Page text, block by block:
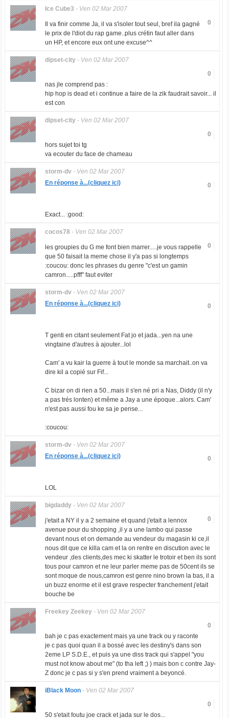
Ice Cube3 - Ven 02 Mar 2007
0
Il va finir comme Ja, il va s'isoler tout seul, bref ila gagné
le prix de l'diot du rap game..plus crétin faut aller dans
un HP, et encore eux ont une excuse^^
dipset-city- Ven 02 Mar 2007
0
nas jle comprend pas :
hip hop is dead et i continue a faire de la zik faudrait savoir... il
est con
dipset-city- Ven 02 Mar 2007
0
hors sujet toi tg
va ecouter du face de chameau
storm-dv- Ven 02 Mar 2007
0
En réponse à...(cliquez ici)
Exact... :good:
cocos78 - Ven 02 Mar 2007
0
les groupies du G me font bien marrer.....je vous rappelle
que 50 faisait la meme chose il y'a pas si longtemps
:coucou: donc les phrases du genre "c'est un gamin
camron.....pfff" faut eviter
storm-dv- Ven 02 Mar 2007
0
En réponse à...(cliquez ici)
T genti en citant seulement Fat jo et jada...yen na une
vingtaine d'autres à ajouter...lol
Cam' a vu kair la guerre à tout le monde sa marchait..on va
dire kil a copié sur Fif...
C bizar on di rien a 50...mais il s'en né pri a Nas, Diddy (il n'y
a pas trés lonten) et même a Jay a une époque...alors. Cam'
n'est pas aussi fou ke sa je pense...
:coucou:
storm-dv- Ven 02 Mar 2007
0
En réponse à...(cliquez ici)
LOL
bigdaddy- Ven 02 Mar 2007
0
j'etait a NY il y a 2 semaine et quand j'etait a lennox
avenue pour du shopping ,il y a une lambo qui passe
devant nous et on demande au vendeur du magasin ki ce,il
nous dit que ce killa cam et la on rentre en discution avec le
vendeur ,des clients,des mec ki skatter le trotoir et ben ils sont
tous pour camron et ne leur parler meme pas de 50cent ils se
sont moque de nous,camron est genre nino brown la bas, il a
un buzz enorme et il est grave respecter franchement j'etait
bouche be
Freekey Zeekey- Ven 02 Mar 2007
0
bah je c pas exactement mais ya une track ou y raconte
je c pas quoi quan il a bossé avec les destiny's dans son
2eme LP S.D.E., et puis ya une diss track qui s'appel "you
must not know about me" (to tha left ;) ) mais bon c contre Jay-
Z donc je c pas si y s'en prend vraiment a beyoncé.
iBlack Moon - Ven 02 Mar 2007
0
50 s'etait foutu joe crack et jada sur le dos...